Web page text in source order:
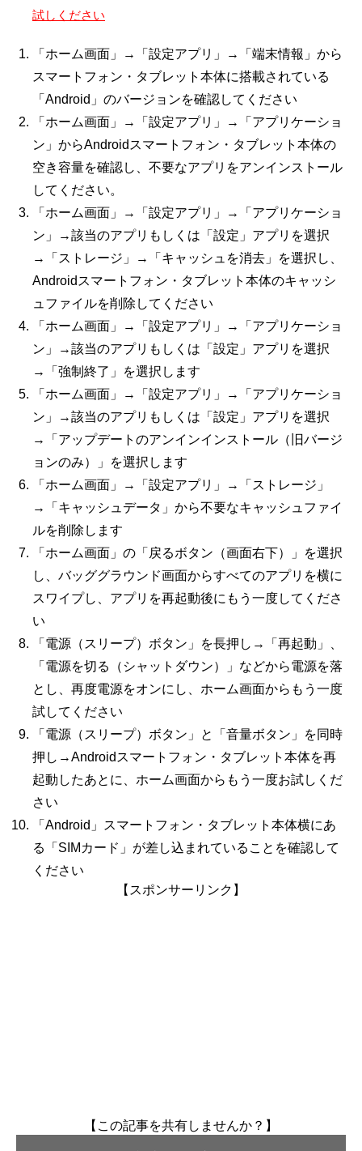
試しください
「ホーム画面」→「設定アプリ」→「端末情報」から
スマートフォン・タブレット本体に搭載されている
「 Android 」のバージョンを確認してください
「ホーム画面」→「設定アプリ」→「アプリケーショ
ン」からAndroidスマートフォン・タブレット本体の
空き容量を確認し、不要なアプリをアンインストール
してください。
「ホーム画面」→「設定アプリ」→「アプリケーショ
ン」→該当のアプリもしくは「設定」アプリを選択
→「ストレージ」→「キャッシュを消去」を選択し、
Androidスマートフォン・タブレット本体のキャッシ
ュファイルを削除してください
「ホーム画面」→「設定アプリ」→「アプリケーショ
ン」→該当のアプリもしくは「設定」アプリを選択
→「強制終了」を選択します
「ホーム画面」→「設定アプリ」→「アプリケーショ
ン」→該当のアプリもしくは「設定」アプリを選択
→「アップデートのアンインインストール（旧バージ
ョンのみ）」を選択します
「ホーム画面」→「設定アプリ」→「ストレージ」
→「キャッシュデータ」から不要なキャッシュファイ
ルを削除します
「ホーム画面」の「戻るボタン（画面右下）」を選択
し、バッググラウンド画面からすべてのアプリを横に
スワイプし、アプリを再起動後にもう一度してくださ
い
「電源（スリープ）ボタン」を長押し→「再起動」、
「電源を切る（シャットダウン）」などから電源を落
とし、再度電源をオンにし、ホーム画面からもう一度
試してください
「電源（スリープ）ボタン」と「音量ボタン」を同時
押し→Androidスマートフォン・タブレット本体を再
起動したあとに、ホーム画面からもう一度お試しくだ
さい
「Android」スマートフォン・タブレット本体横にあ
る「 SIM カード」が差し込まれていることを確認して
ください
【スポンサーリンク】
【この記事を共有しませんか？】